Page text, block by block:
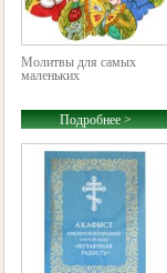
Молитвы для самых
маленьких
Подробнее >